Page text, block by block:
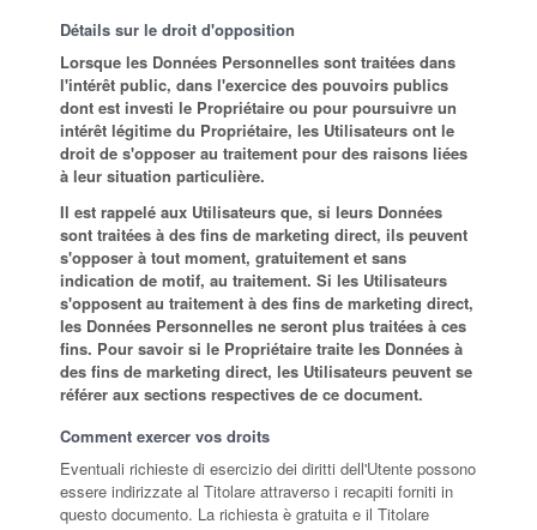
Détails sur le droit d'opposition
Lorsque les Données Personnelles sont traitées dans
l'intérêt public, dans l'exercice des pouvoirs publics
dont est investi le Propriétaire ou pour poursuivre un
intérêt légitime du Propriétaire, les Utilisateurs ont le
droit de s'opposer au traitement pour des raisons liées
à leur situation particulière.
Il est rappelé aux Utilisateurs que, si leurs Données
sont traitées à des fins de marketing direct, ils peuvent
s'opposer à tout moment, gratuitement et sans
indication de motif, au traitement. Si les Utilisateurs
s'opposent au traitement à des fins de marketing direct,
les Données Personnelles ne seront plus traitées à ces
fins. Pour savoir si le Propriétaire traite les Données à
des fins de marketing direct, les Utilisateurs peuvent se
référer aux sections respectives de ce document.
Comment exercer vos droits
Eventuali richieste di esercizio dei diritti dell'Utente possono
essere indirizzate al Titolare attraverso i recapiti forniti in
questo documento. La richiesta è gratuita e il Titolare